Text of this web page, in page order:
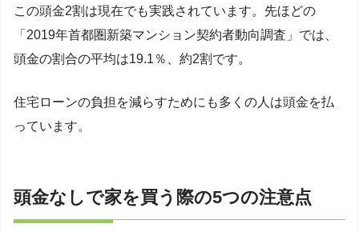
この頭金2割は現在でも実践されています。先ほどの
「2019年首都圏新築マンション契約者動向調査」では、
頭金の割合の平均は19.1％、約2割です。
住宅ローンの負担を減らすためにも多くの人は頭金を払
っています。
頭金なしで家を買う際の5つの注意点